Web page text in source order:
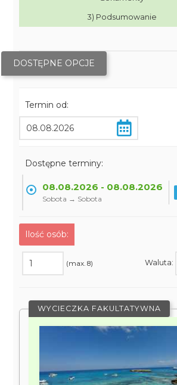
3) Podsumowanie
DOSTĘPNE OPCJE
Termin od:
Dostępne terminy:
08.08.2026 - 08.08.2026
Sobota → Sobota
Ilość osób:
(max. 8) Waluta:
WYCIECZKA FAKULTATYWNA